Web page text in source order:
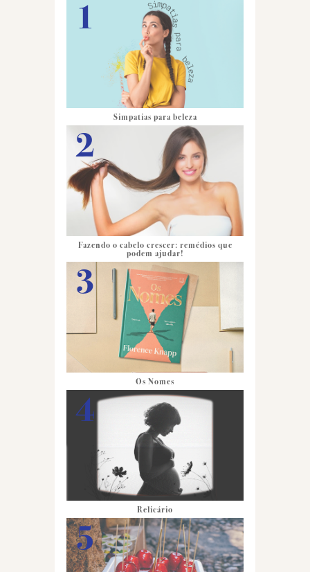
Simpatias para beleza
Fazendo o cabelo crescer: remédios que
podem ajudar!
Os Nomes
Relicário